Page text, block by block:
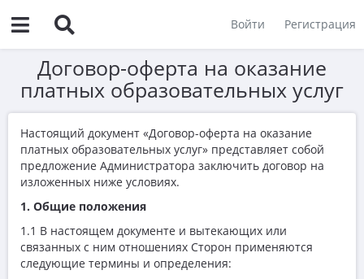
Войти Регистрация
Договор-оферта на оказание
платных образовательных услуг
Настоящий документ «Договор-оферта на оказание
платных образовательных услуг» представляет собой
предложение Администратора заключить договор на
изложенных ниже условиях.
1. Общие положения
1.1 В настоящем документе и вытекающих или
связанных с ним отношениях Сторон применяются
следующие термины и определения: